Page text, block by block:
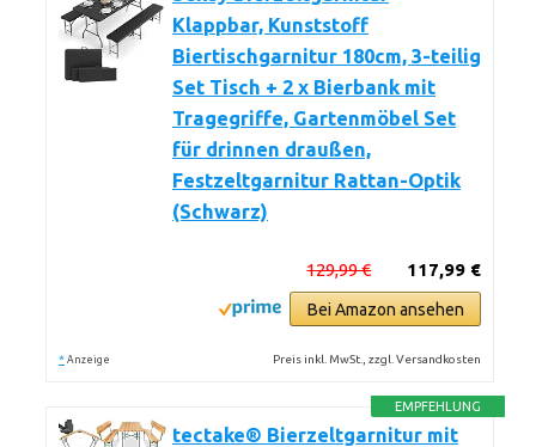
Klappbar, Kunststoff
Biertischgarnitur 180cm, 3-teilig
Set Tisch + 2 x Bierbank mit
Tragegriffe, Gartenmöbel Set
für drinnen draußen,
Festzeltgarnitur Rattan-Optik
(Schwarz)
117,99 €
129,99 €
Bei Amazon ansehen
* Anzeige Preis inkl. MwSt., zzgl. Versandkosten
EMPFEHLUNG
tectake® Bierzeltgarnitur mit